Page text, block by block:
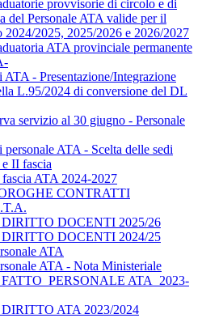
provvisorie di circolo e di
del Personale ATA valide per il
2024/2025, 2025/2026 e 2026/2027
ATA provinciale permanente
- Presentazione/Integrazione
L.95/2024 di conversione del DL
servizio al 30 giugno - Personale
ATA - Scelta delle sedi
II fascia
ATA 2024-2027
CONTRATTI
DOCENTI 2025/26
DOCENTI 2024/25
ATA
ATA - Nota Ministeriale
ATA_2023-
ATA 2023/2024